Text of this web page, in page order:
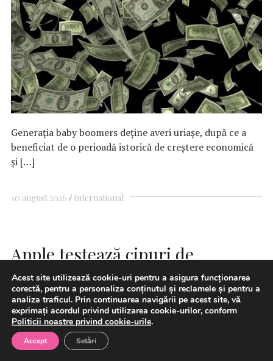
Generația baby boomers deține averi uriașe, după ce a
beneficiat de o perioadă istorică de creștere economică
și […]
10 august 2026 International
Apple testează cipuri de
memorie produse de compania
chineză CXMT pentru iPhone şi
MacBook
Acest site utilizează cookie-uri pentru a asigura funcționarea
corectă, pentru a personaliza conținutul și reclamele și pentru a
analiza traficul. Prin continuarea navigării pe acest site, vă
exprimați acordul privind utilizarea cookie-urilor, conform
Politicii noastre privind cookie-urile.
Accept Setări